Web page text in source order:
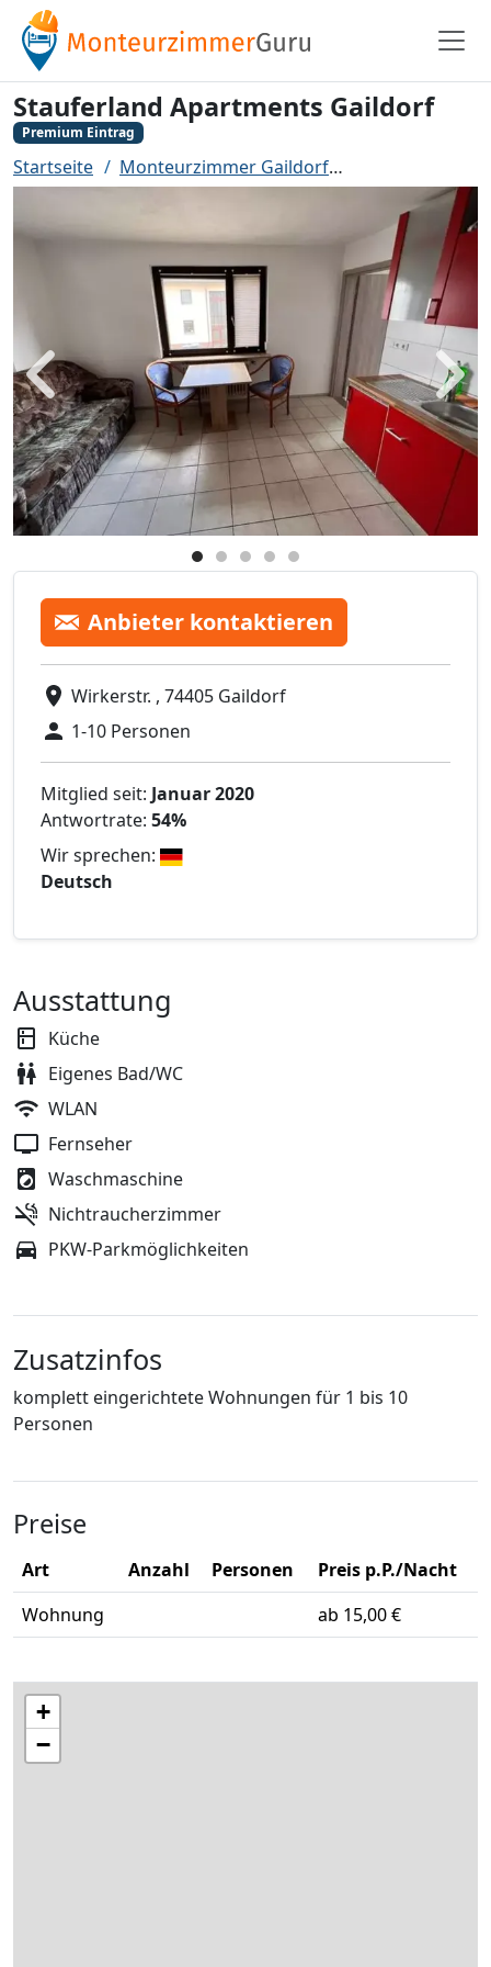
Stauferland Apartments Gaildorf
Premium Eintrag
Startseite Monteurzimmer Gaildorf
Zurück
Anbieter kontaktieren
Wirkerstr. , 74405 Gaildorf
1-10 Personen
Mitglied seit: Januar 2020
Antwortrate: 54%
Wir sprechen:
Deutsch
Ausstattung
Küche
Eigenes Bad/WC
WLAN
Fernseher
Waschmaschine
Nichtraucherzimmer
PKW-Parkmöglichkeiten
Zusatzinfos
komplett eingerichtete Wohnungen für 1 bis 10
Personen
Preise
Art Anzahl Personen
Preis p.P./Nacht
Wohnung
ab 15,00 €
+
−